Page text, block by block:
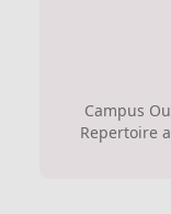
Campus
Repertoire